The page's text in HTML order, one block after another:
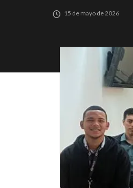
15 de mayo de 2026